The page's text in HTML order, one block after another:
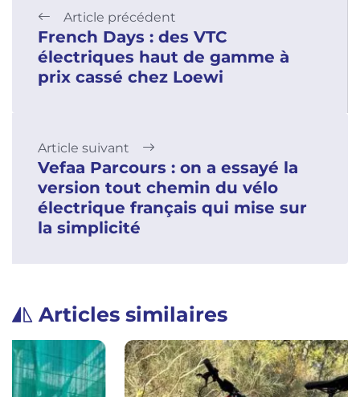
Article précédent
French Days : des VTC
électriques haut de gamme à
prix cassé chez Loewi
Article suivant
Vefaa Parcours : on a essayé la
version tout chemin du vélo
électrique français qui mise sur
la simplicité
Articles similaires